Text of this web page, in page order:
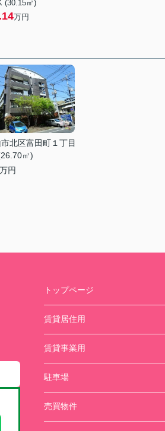
(30.15㎡)
万円
市北区富田町１丁目
㎡)
万円
トップページ
賃貸居住用
賃貸事業用
駐車場
売買物件